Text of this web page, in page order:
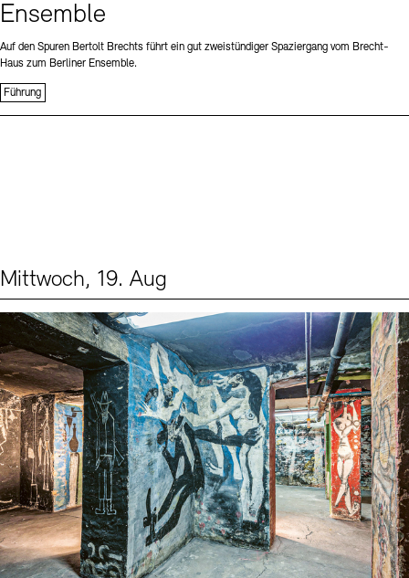
Ensemble
Auf den Spuren Bertolt Brechts führt ein gut zweistündiger Spaziergang vom Brecht-
Haus zum Berliner Ensemble.
Führung
Mittwoch, 19. Aug